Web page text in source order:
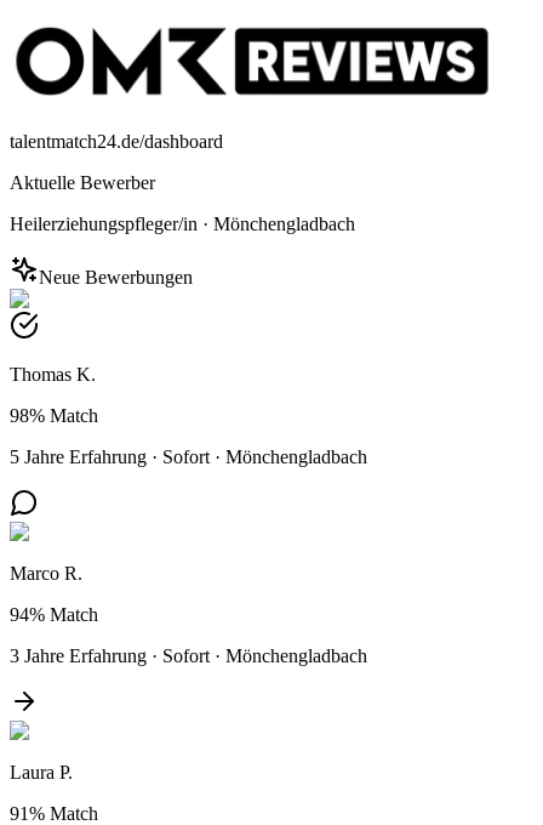
talentmatch24.de/dashboard
Aktuelle Bewerber
Heilerziehungspfleger/in · Mönchengladbach
Neue Bewerbungen
Thomas K.
98% Match
5 Jahre Erfahrung · Sofort · Mönchengladbach
Marco R.
94% Match
3 Jahre Erfahrung · Sofort · Mönchengladbach
Laura P.
91% Match